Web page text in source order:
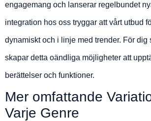
engagemang och lanserar regelbundet
integration hos oss tryggar att vårt utbud
dynamiskt och i linje med trender. För dig
skapar detta oändliga möjligheter att
berättelser och funktioner.
Mer omfattande
Varje Genre